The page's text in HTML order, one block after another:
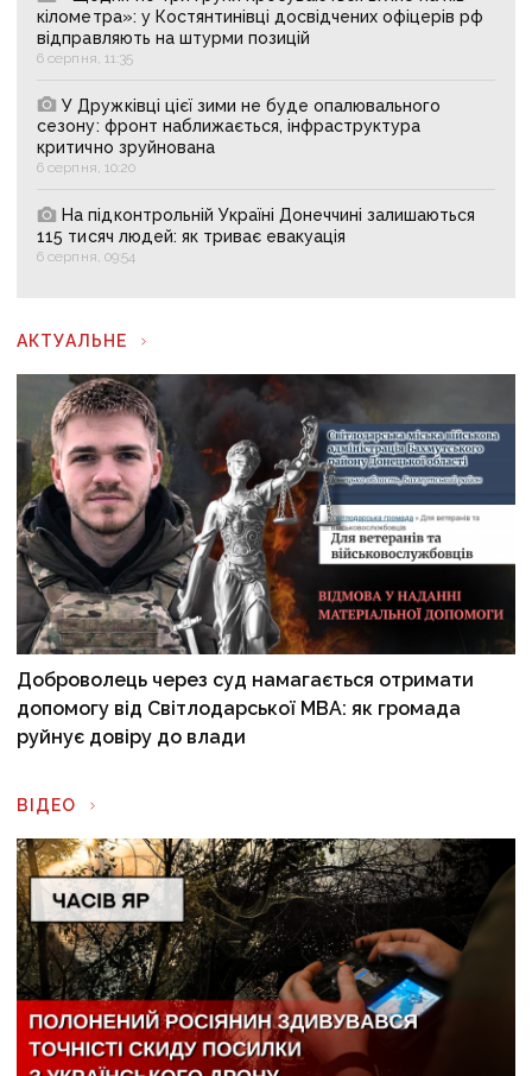
кілометра»: у Костянтинівці досвідчених офіцерів рф
відправляють на штурми позицій
6 серпня, 11:35
У Дружківці цієї зими не буде опалювального
сезону: фронт наближається, інфраструктура
критично зруйнована
6 серпня, 10:20
На підконтрольній Україні Донеччині залишаються
115 тисяч людей: як триває евакуація
6 серпня, 09:54
АКТУАЛЬНЕ
Доброволець через суд намагається отримати
допомогу від Світлодарської МВА: як громада
руйнує довіру до влади
ВІДЕО